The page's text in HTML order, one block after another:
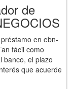
de
en ebn-
fácil como
banco, el plazo
que acuerde